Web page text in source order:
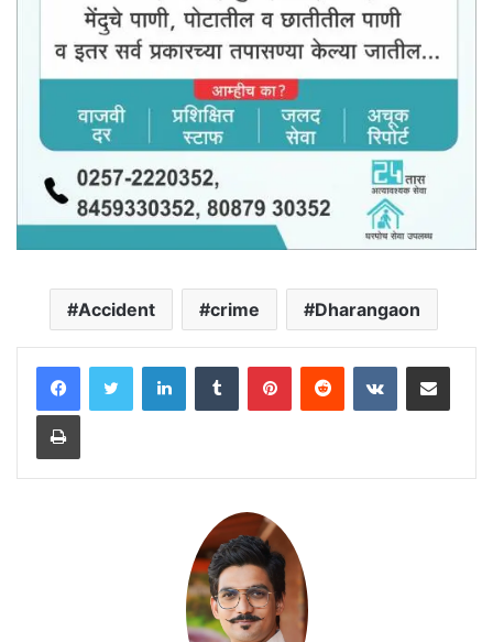
Accident crime Dharangaon
LinkedInTumblr PinterestReddit VKontakteShare via Email
Print